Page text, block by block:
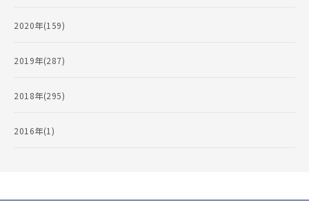
2020年(159)
2019年(287)
2018年(295)
2016年(1)